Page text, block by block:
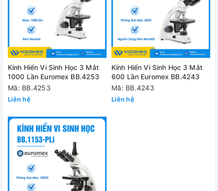
Kính Hiển Vi Sinh Học 3 Mắt
1000 Lần Euromex BB.4253
Mã: BB.4253
Liên hệ
Kính Hiển Vi Sinh Học 3 Mắt
600 Lần Euromex BB.4243
Mã: BB.4243
Liên hệ